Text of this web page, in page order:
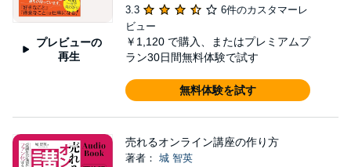
プレビューの
再生
3.3
6件のカスタマーレ
ビュー
￥1,120 で購入、またはプレミアムプ
ラン30日間無料体験で試す
無料体験を試す
売れるオンライン講座の作り方
著者： 城 智英